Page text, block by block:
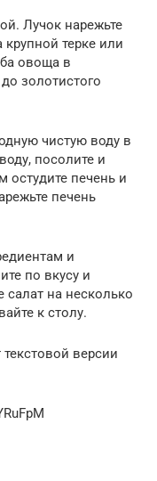
Лучок нарежьте
терке или
овоща в
золотистого
чистую воду в
посолите и
остудите печень и
печень
и
по вкусу и
салат на несколько
к столу.
версии